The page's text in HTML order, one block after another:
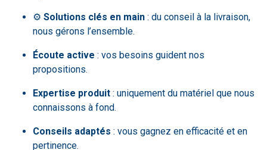
⚙️ Solutions clés en main : du conseil à la livraison,
nous gérons l’ensemble.
Écoute active : vos besoins guident nos
propositions.
Expertise produit : uniquement du matériel que nous
connaissons à fond.
Conseils adaptés : vous gagnez en efficacité et en
pertinence.